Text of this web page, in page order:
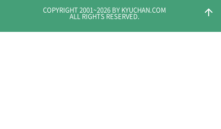
arrow_upward
COPYRIGHT 2001~2026 BY KYUCHAN.COM
ALL RIGHTS RESERVED.